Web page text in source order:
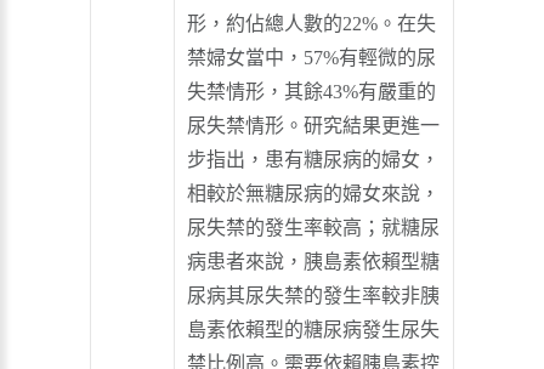
形，約佔總人數的22%。在失
禁婦女當中，57%有輕微的尿
失禁情形，其餘43%有嚴重的
尿失禁情形。研究結果更進一
步指出，患有糖尿病的婦女，
相較於無糖尿病的婦女來說，
尿失禁的發生率較高；就糖尿
病患者來說，胰島素依賴型糖
尿病其尿失禁的發生率較非胰
島素依賴型的糖尿病發生尿失
禁比例高。需要依賴胰島素控